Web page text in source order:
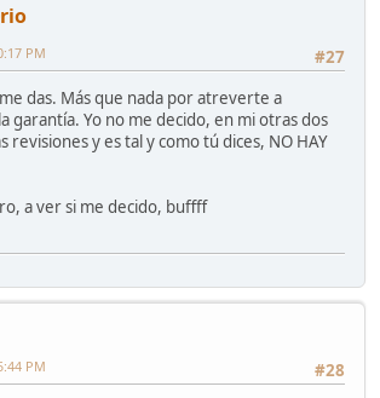
#27
PM
das. Más que nada por atreverte a
garantía. Yo no me decido, en mi otras dos
revisiones y es tal y como tú dices, NO HAY
a ver si me decido, buffff
#28
PM